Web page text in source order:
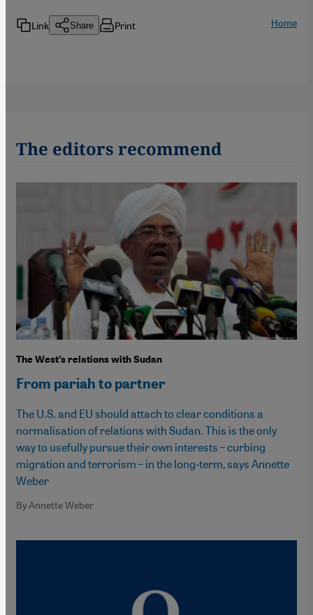
Link Share Print Home
The editors recommend
The West′s relations with Sudan
From pariah to partner
The U.S. and EU should attach to clear conditions a
normalisation of relations with Sudan. This is the only
way to usefully pursue their own interests – curbing
migration and terrorism – in the long-term, says Annette
Weber
By Annette Weber